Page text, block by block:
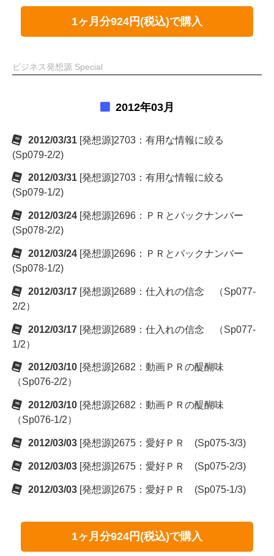
1ヶ月分924円(税込)で購入
ビジネス発想源 Special
2012年03月
2012/03/31 [発想源]2703：有用な情報に絞る
(Sp079-2/2)
2012/03/31 [発想源]2703：有用な情報に絞る
(Sp079-1/2)
2012/03/24 [発想源]2696：ＰＲとバックナンバー
(Sp078-2/2)
2012/03/24 [発想源]2696：ＰＲとバックナンバー
(Sp078-1/2)
2012/03/17 [発想源]2689：仕入れの信念 （Sp077-
2/2）
2012/03/17 [発想源]2689：仕入れの信念 （Sp077-
1/2）
2012/03/10 [発想源]2682：動画ＰＲの醍醐味
（Sp076-2/2）
2012/03/10 [発想源]2682：動画ＰＲの醍醐味
（Sp076-1/2）
2012/03/03 [発想源]2675：愛好ＰＲ (Sp075-3/3)
2012/03/03 [発想源]2675：愛好ＰＲ (Sp075-2/3)
2012/03/03 [発想源]2675：愛好ＰＲ (Sp075-1/3)
1ヶ月分924円(税込)で購入